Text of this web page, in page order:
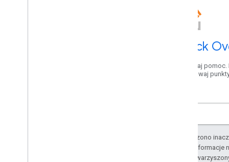
Stack
Uzyskaj pomoc.
Zdobywaj
O ile nie stwierdzono
Szczegółowe informacje
podmiotów